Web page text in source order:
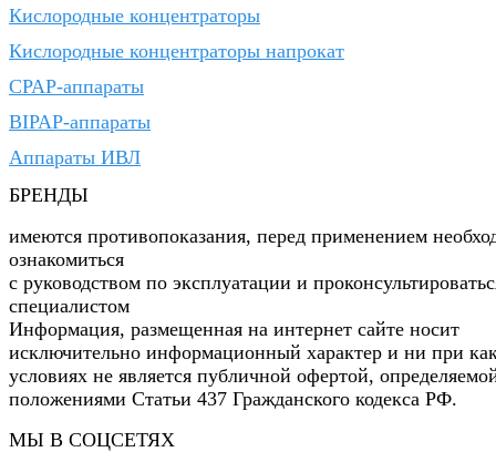
Кислородные концентраторы
Кислородные концентраторы напрокат
CPAP-аппараты
BIPAP-аппараты
Аппараты ИВЛ
БРЕНДЫ
имеются противопоказания, перед применением
ознакомиться
с руководством по эксплуатации и
специалистом
Информация, размещенная на интернет сайте носит
исключительно информационный характер и ни при
условиях не является публичной офертой,
положениями Статьи 437 Гражданского кодекса РФ.
МЫ В СОЦСЕТЯХ